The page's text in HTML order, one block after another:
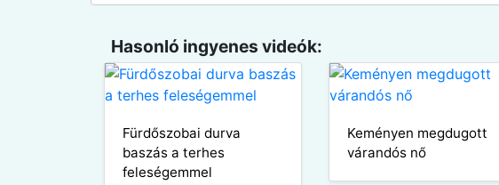
Hasonló ingyenes videók:
Fürdőszobai durva
baszás a terhes
feleségemmel
Keményen megdugott
várandós nő